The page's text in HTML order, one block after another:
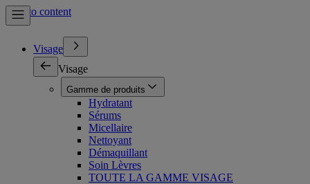
Skip to content
Visage
Visage
Gamme de produits
Hydratant
Sérums
Micellaire
Nettoyant
Démaquillant
Soin Lèvres
TOUTE LA GAMME VISAGE